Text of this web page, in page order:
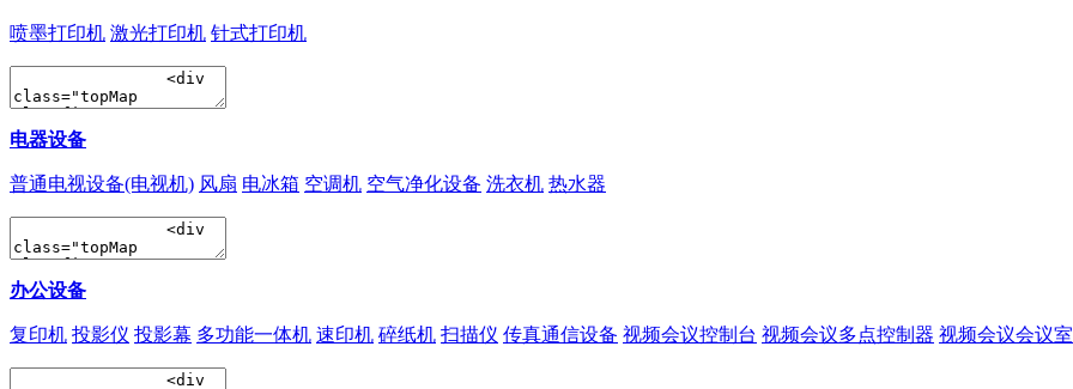
喷墨打印机 激光打印机 针式打印机
电器设备
普通电视设备(电视机) 风扇 电冰箱 空调机 空气净化设备 洗衣机 热水器
办公设备
复印机 投影仪 投影幕 多功能一体机 速印机 碎纸机 扫描仪 传真通信设备 视频会议控制台 视频会议多点控制器 视频会议会议